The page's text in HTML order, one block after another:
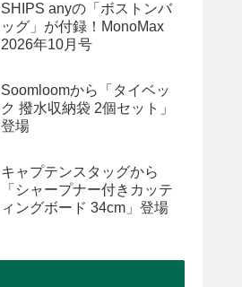
SHIPS anyの「ボストンバ
ッグ」が付録！MonoMax
2026年10月号
Soomloomから「タイベッ
ク 撥水収納袋 2個セット」
登場
キャプテンスタッグから
「シャープナー付きカッテ
ィングボード 34cm」登場